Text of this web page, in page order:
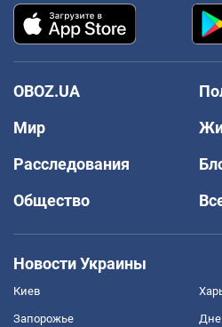
OBOZ.UA
Мир
Расследования
Общество
Новости Украины
Киев
Запорожье